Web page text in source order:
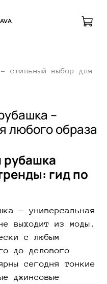
стильный выбор для
–
любого образа
рубашка
гид по
— универсальная
выходит из моды.
с любым
до делового
сегодня тонкие
джинсовые